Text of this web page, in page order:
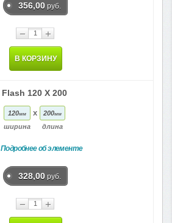
356,00 руб.
− +
В КОРЗИНУ
Flash 120 X 200
120мм
ширина
x 200мм
длина
Подробнее об элементе
328,00 руб.
− +